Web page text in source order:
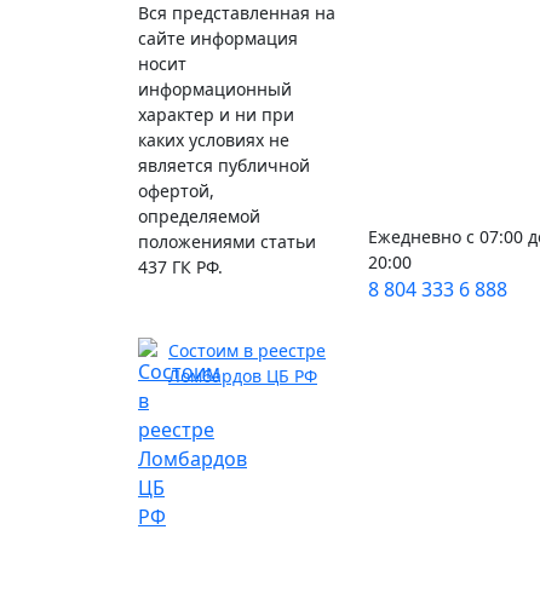
Вся представленная на
сайте информация
носит
информационный
характер и ни при
каких условиях не
является публичной
офертой,
определяемой
положениями статьи
437 ГК РФ.
Состоим в реестре
Ломбардов ЦБ РФ
Ежедневно с 07:00
20:00
8 804 333 6 888